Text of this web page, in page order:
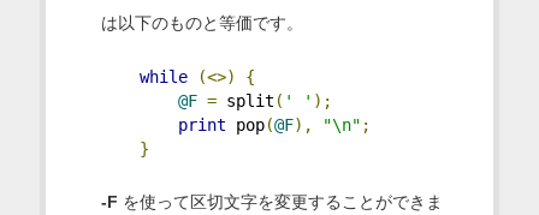
は以下のものと等価です。
while (<>)
{
@F = split ( ' ' );
print pop(@F), "\n" ;
}
-F を使って区切文字を変更することができま